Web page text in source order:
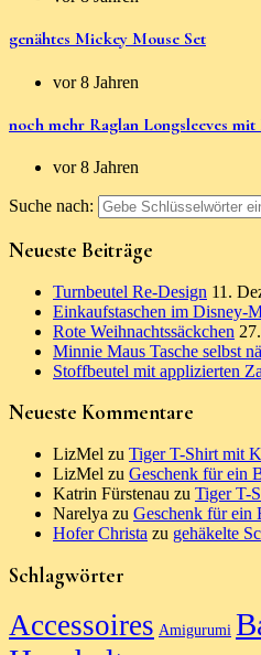
genähtes Mickey Mouse Set
vor 8 Jahren
noch mehr Raglan Longsleeves
vor 8 Jahren
Suche nach:
Neueste Beiträge
Turnbeutel Re-Design 11.
Einkaufstaschen im Disney-
Rote Weihnachtssäckchen
Minnie Maus Tasche selbst
Stoffbeutel mit applizierten
Neueste Kommentare
LizMel zu Tiger T-Shirt mit
LizMel zu Geschenk für ein
Katrin Fürstenau zu Tiger T-
Narelya zu Geschenk für ein
Hofer Christa zu gehäkelte
Schlagwörter
Accessoires Amigurumi